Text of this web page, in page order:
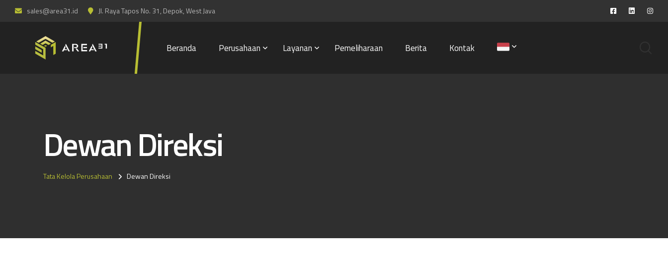
sales@area31.id Jl. Raya Tapos No. 31, Depok, West Java
Beranda Perusahaan Layanan Pemeliharaan Berita Kontak
Dewan Direksi
Tata Kelola Perusahaan Dewan Direksi